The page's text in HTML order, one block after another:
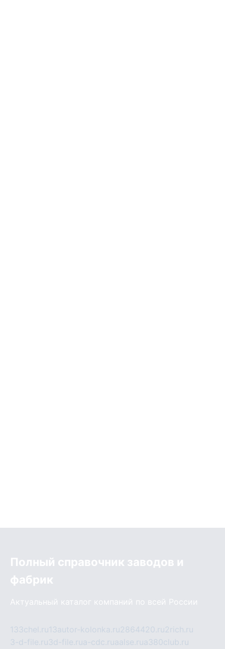
Полный справочник заводов и
фабрик
Актуальный каталог компаний по всей России
133chel.ru13autor-kolonka.ru2864420.ru2rich.ru
3-d-file.ru3d-file.rua-cdc.ruaalse.rua380club.ru